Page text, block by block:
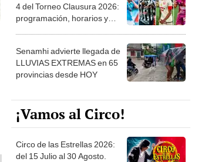
4 del Torneo Clausura 2026:
programación, horarios y
Senamhi advierte llegada de
LLUVIAS EXTREMAS en 65
provincias desde HOY
¡Vamos al Circo!
Circo de las Estrellas 2026:
del 15 Julio al 30 Agosto.